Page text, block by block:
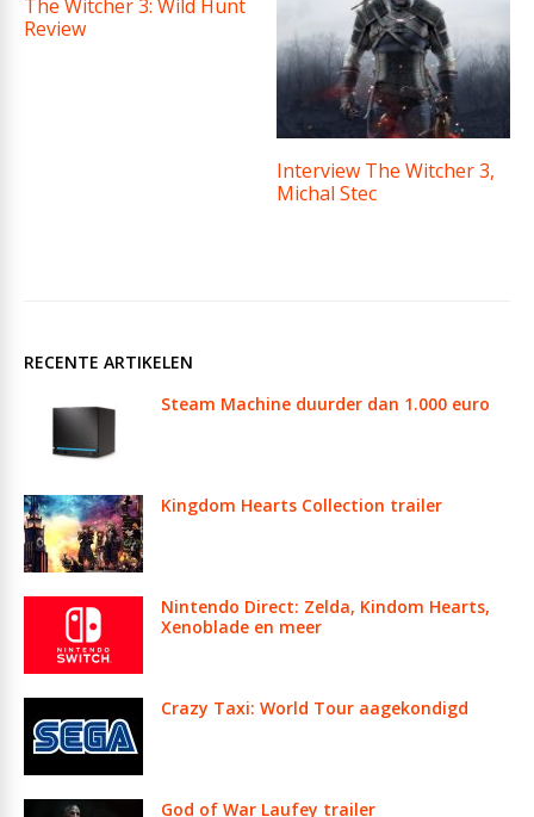
The Witcher 3: Wild Hunt
Review
Interview The Witcher 3,
Michal Stec
RECENTE ARTIKELEN
Steam Machine duurder dan 1.000 euro
Kingdom Hearts Collection trailer
Nintendo Direct: Zelda, Kindom Hearts,
Xenoblade en meer
Crazy Taxi: World Tour aagekondigd
God of War Laufey trailer